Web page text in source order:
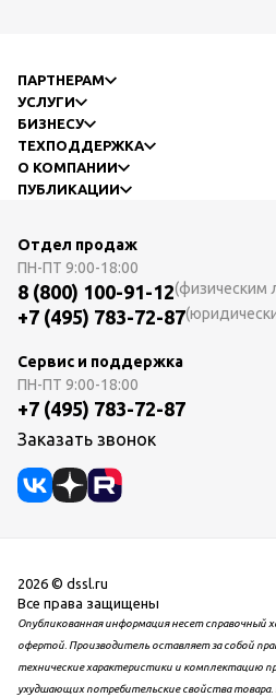
ПАРТНЕРАМ
УСЛУГИ
БИЗНЕСУ
ТЕХПОДДЕРЖКА
О КОМПАНИИ
ПУБЛИКАЦИИ
Отдел продаж
ПН-ПТ 9:00-18:00
8 (800) 100-91-12(физическим
+7 (495) 783-72-87
Сервис и поддержка
ПН-ПТ 9:00-18:00
+7 (495) 783-72-87
Заказать звонок
2026 © dssl.ru
Все права защищены
Опубликованная информация несет справочный
офертой. Производитель оставляет за собой
технические характеристики и комплектацию
ухудшающих потребительские свойства товара.